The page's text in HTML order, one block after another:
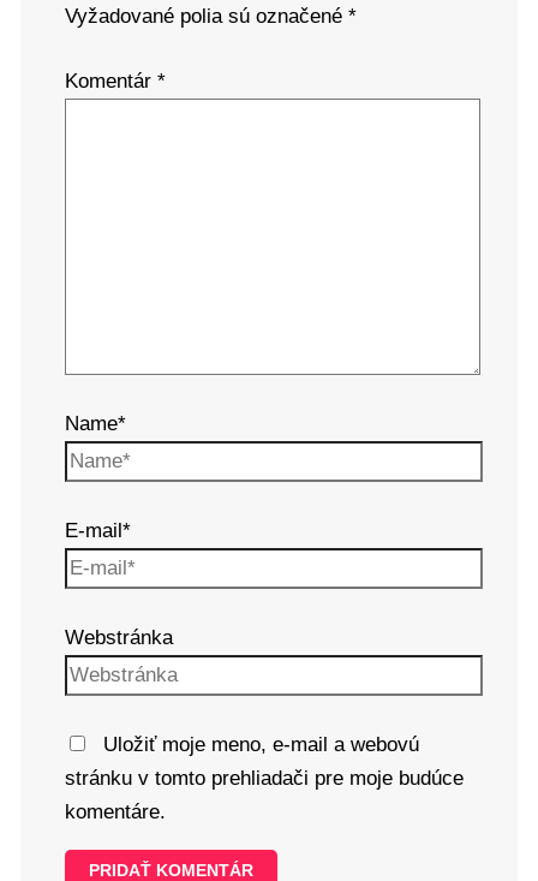
Vyžadované polia sú označené *
Komentár *
Name*
E-mail*
Webstránka
Uložiť moje meno, e-mail a webovú
stránku v tomto prehliadači pre moje budúce
komentáre.